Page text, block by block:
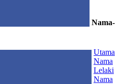
Nama-
Utama
Nama
Lelaki
Nama